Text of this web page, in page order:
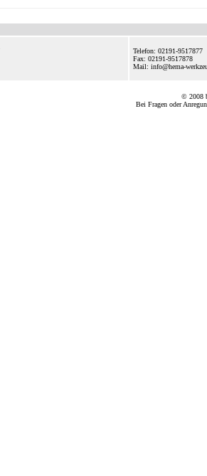
Telefon: 02191-9517877
Fax: 02191-9517878
Mail: info@hema-
© 2008
Bei Fragen oder